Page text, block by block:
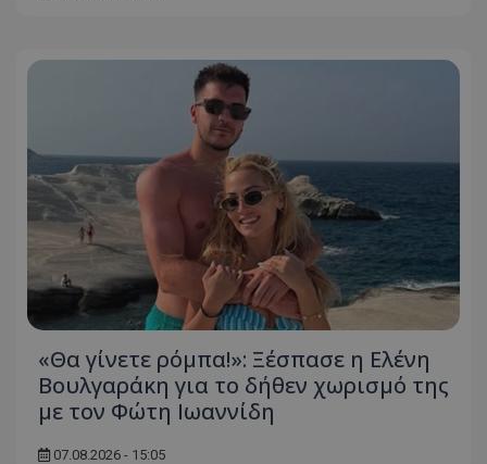
«Θα γίνετε ρόμπα!»: Ξέσπασε η Ελένη
Βουλγαράκη για το δήθεν χωρισμό της
με τον Φώτη Ιωαννίδη
07.08.2026 - 15:05